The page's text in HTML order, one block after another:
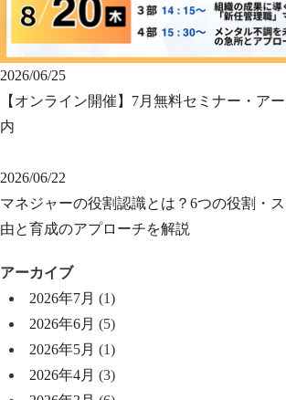
2026/06/25
【オンライン開催】7月無料セミナー・ア
内
2026/06/22
マネジャーの役割認識とは？6つの役割・
由と育成のアプローチを解説
アーカイブ
2026年7月 (1)
2026年6月 (5)
2026年5月 (1)
2026年4月 (3)